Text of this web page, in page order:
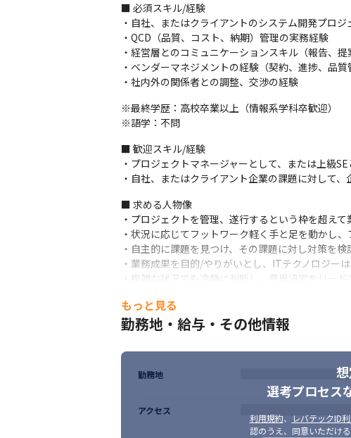
トに携わることで、最先端のIT技術や業界知識を
旭食品の未来をともに創り、社会に貢献したいと
※旭食品株式会社採用（トモシアホールディングス
■ 必須スキル/経験
・自社、またはクライアントのシステム開発プロ
・QCD（品質、コスト、納期）管理の実務経験
・経営層とのコミュニケーションスキル（報告、提
・ベンダーマネジメントの経験（契約、進捗、品質
・社内外の関係者との調整、交渉の経験
※最終学歴：高校卒業以上（情報系学科卒歓迎）
※語学：不問
■ 歓迎スキル/経験
・プロジェクトマネージャーとして、または上級
・自社、またはクライアント企業の課題に対して
■ 求める人物像
・プロジェクトを管理、遂行するという枠を超え
・状況に応じてフットワーク軽く手と足を動かし
・自主的に課題を見つけ、その課題に対し対策を
・業務成果を目的/やりがいとし、ITテクノロジー
・複雑な状況でも冷静に判断し、意思決定をリード
・課題に対して主体的に取り組み、改善提案ができ
・チームや組織の成功に貢献する意欲のある方
もっと見る
勤務地・給与・その他情報
選考プロセス
利用規約、 レバテックID
認のうえ、同意いただけ
勤務地
アクセス